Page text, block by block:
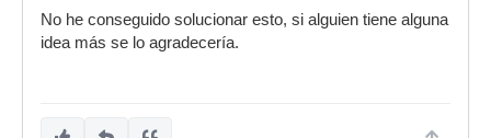
No he conseguido solucionar esto, si alguien tiene alguna
idea más se lo agradecería.